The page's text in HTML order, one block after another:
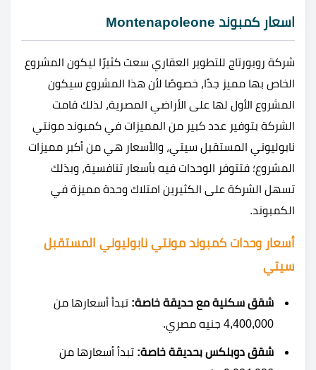
اسعار كمبوند Montenapoleone
شركة روبورتاج للتطوير العقاري سعت كثيرًا ليكون المشروع
الخاص بها مميز جدًا، خصوصًا لأن هذا المشروع سيكون
المشروع الأول لها على الأراضي المصرية، لذلك قامت
الشركة بتوفير عدد كبير من المميزات في كمبوند مونتي
نابوليوني المستقبل سيتي، والأسعار هي من أكبر مميزات
المشروع؛ فتتوفر الوحدات فيه بأسعار تنافسية، وبذلك
تسهل الشركة على الكثيرين امتلاك وحدة مميزة في
الكمبوند.
أسعار وحدات كمبوند مونتي نابوليوني المستقبل
سيتي
شقق سكنية مع حديقة خاصة: تبدأ أسعارها من
4,400,000 جنيه مصري.
شقق دوبلكس بحديقة خاصة: تبدأ أسعارها من